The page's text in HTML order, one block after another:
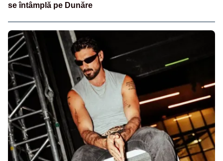
se întâmplă pe Dunăre